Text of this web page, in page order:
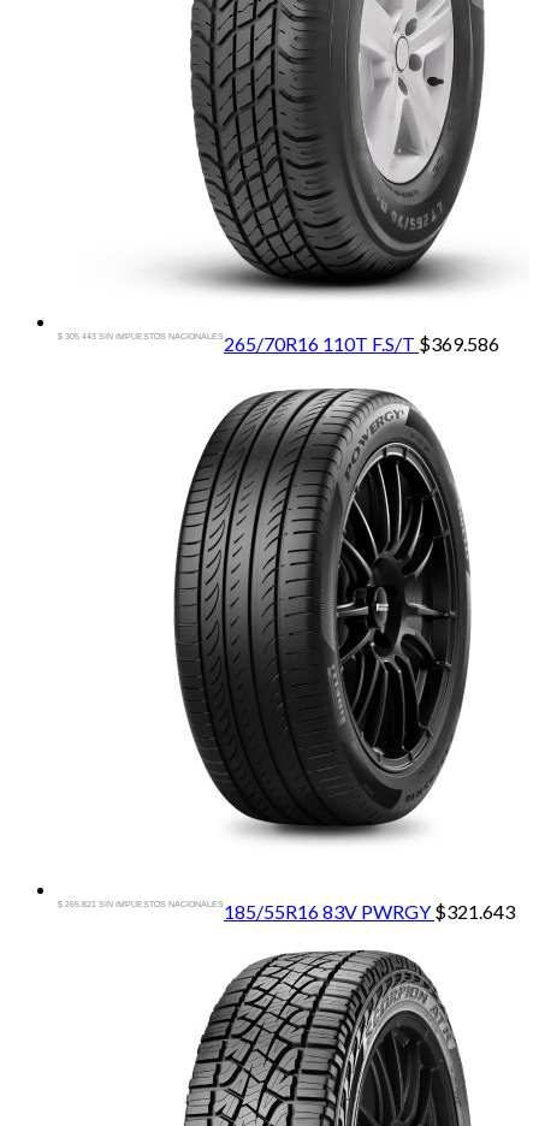
265/70R16 110T F.S/T $369.586
$ 305.443 SIN IMPUESTOS NACIONALES
185/55R16 83V PWRGY $321.643
$ 265.821 SIN IMPUESTOS NACIONALES